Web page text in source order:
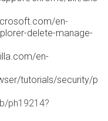
en-
delete-manage-
en-
tutorials/security/p
ph19214?